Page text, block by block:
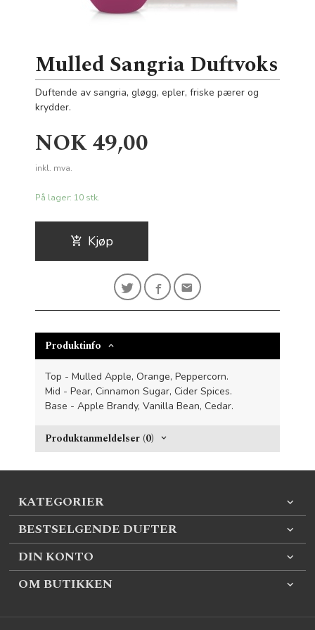
Mulled Sangria Duftvoks
Duftende av sangria, gløgg, epler, friske pærer og
krydder.
Pris
NOK49,00
inkl. mva.
På lager: 10 stk.
Kjøp
Produktinfo
Top - Mulled Apple, Orange, Peppercorn.
Mid - Pear, Cinnamon Sugar, Cider Spices.
Base - Apple Brandy, Vanilla Bean, Cedar.
Produktanmeldelser (0)
KATEGORIER
BESTSELGENDE DUFTER
DIN KONTO
OM BUTIKKEN